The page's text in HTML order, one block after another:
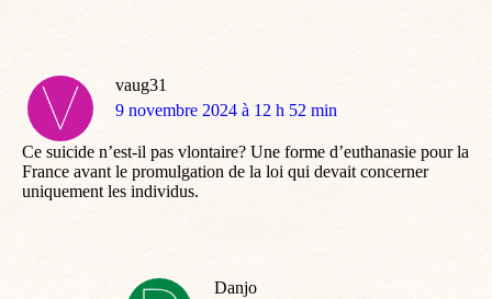
vaug31
dit
9 novembre 2024 à 12 h 52 min
Ce suicide n’est-il pas vlontaire? Une forme d’euthanasie pour la
France avant le promulgation de la loi qui devait concerner
uniquement les individus.
Danjo